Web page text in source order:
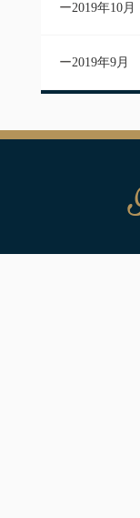
2019年10月
2019年9月